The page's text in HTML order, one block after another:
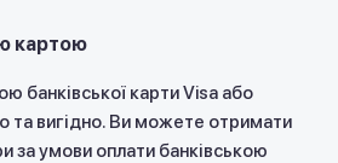
картою
банківської карти Visa або
та вигідно. Ви можете отримати
за умови оплати банківською